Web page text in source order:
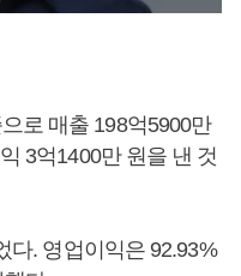
로 매출 198억5900만
3억1400만 원을 낸 것
다. 영업이익은 92.93%